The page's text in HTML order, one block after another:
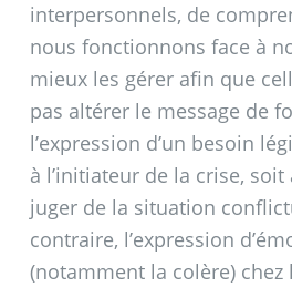
interpersonnels, de
nous fonctionnons face à
mieux les gérer afin que
pas altérer le message de
l’expression d’un besoin
à l’initiateur de la crise,
juger de la situation
contraire, l’expression
(notamment la colère)